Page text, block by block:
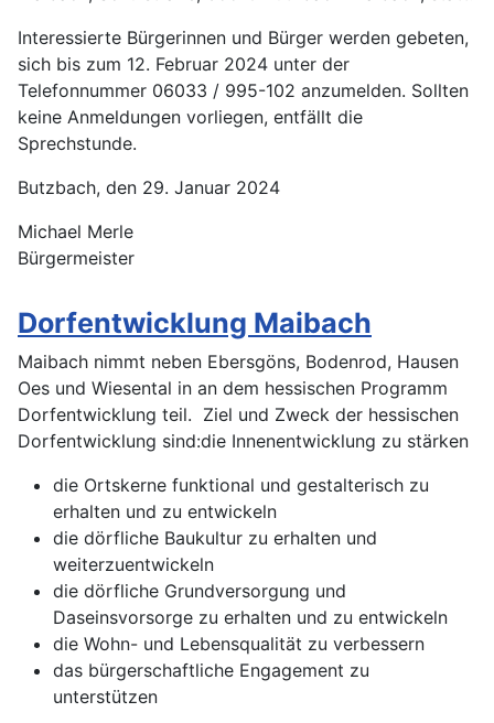
Interessierte Bürgerinnen und Bürger werden gebeten,
sich bis zum 12. Februar 2024 unter der
Telefonnummer 06033 / 995-102 anzumelden. Sollten
keine Anmeldungen vorliegen, entfällt die
Sprechstunde.
Butzbach, den 29. Januar 2024
Michael Merle
Bürgermeister
Dorfentwicklung Maibach
Maibach nimmt neben Ebersgöns, Bodenrod, Hausen
Oes und Wiesental in an dem hessischen Programm
Dorfentwicklung teil. Ziel und Zweck der hessischen
Dorfentwicklung sind:die Innenentwicklung zu stärken
die Ortskerne funktional und gestalterisch zu
erhalten und zu entwickeln
die dörfliche Baukultur zu erhalten und
weiterzuentwickeln
die dörfliche Grundversorgung und
Daseinsvorsorge zu erhalten und zu entwickeln
die Wohn- und Lebensqualität zu verbessern
das bürgerschaftliche Engagement zu
unterstützen